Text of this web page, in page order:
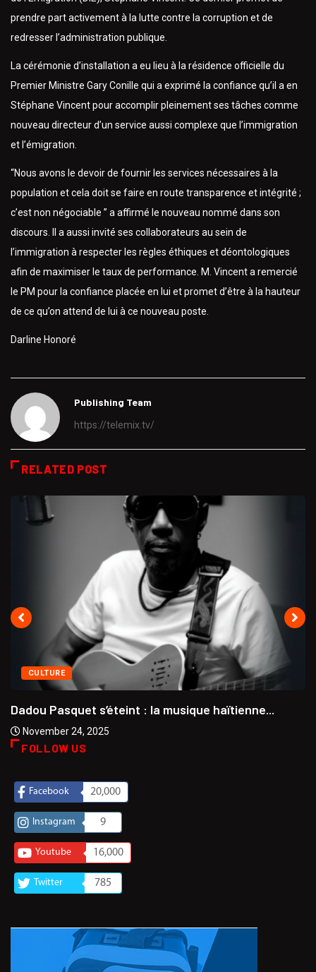
prendre part activement à la lutte contre la corruption et de
redresser l’administration publique.
La cérémonie d’installation a eu lieu à la résidence officielle du
Premier Ministre Gary Conille qui a exprimé la confiance qu’il a en
Stéphane Vincent pour accomplir pleinement ses tâches comme
nouveau directeur d’un service aussi complexe que l’immigration
et l’émigration.
“Nous avons le devoir de fournir les services nécessaires à la
population et cela doit se faire en route transparence et intégrité ;
c’est non négociable ” a affirmé le nouveau nommé dans son
discours. Il a aussi invité ses collaborateurs au sein de
l’immigration à respecter les règles éthiques et déontologiques
afin de maximiser le taux de performance. M. Vincent a remercié
le PM pour la confiance placée en lui et promet d’être à la hauteur
de ce qu’on attend de lui à ce nouveau poste.
Darline Honoré
Publishing Team
https://telemix.tv/
RELATED POST
CULTURE
Dadou Pasquet s’éteint : la musique haïtienne...
November 24, 2025
FOLLOW US
Facebook 20,000
Instagram 9
Youtube 16,000
Twitter 785